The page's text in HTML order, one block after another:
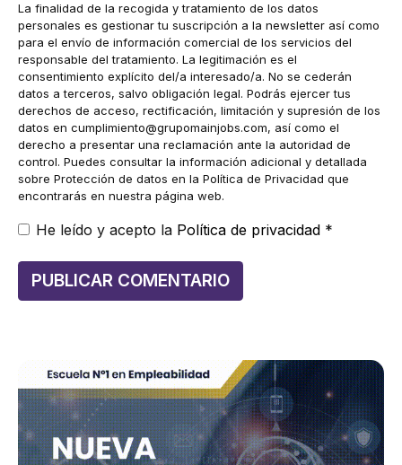
La finalidad de la recogida y tratamiento de los datos
personales es gestionar tu suscripción a la newsletter así como
para el envío de información comercial de los servicios del
responsable del tratamiento. La legitimación es el
consentimiento explícito del/a interesado/a. No se cederán
datos a terceros, salvo obligación legal. Podrás ejercer tus
derechos de acceso, rectificación, limitación y supresión de los
datos en cumplimiento@grupomainjobs.com, así como el
derecho a presentar una reclamación ante la autoridad de
control. Puedes consultar la información adicional y detallada
sobre Protección de datos en la Política de Privacidad que
encontrarás en nuestra página web.
He leído y acepto la Política de privacidad *